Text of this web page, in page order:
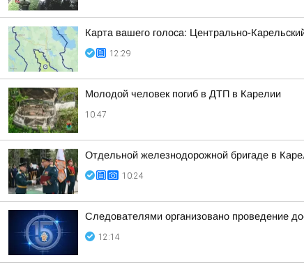
Карта вашего голоса: Центрально-
12:29
Молодой человек погиб в ДТП в Карелии
10:47
Отдельной железнодорожной бригаде в
10:24
Следователями организовано проведение
12:14